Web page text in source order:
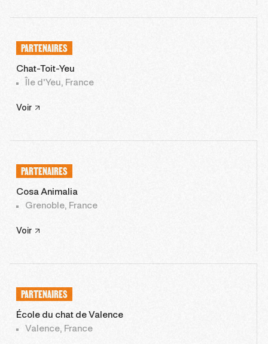
PARTENAIRES
Chat-Toit-Yeu
Île d'Yeu, France
Voir
PARTENAIRES
Cosa Animalia
Grenoble, France
Voir
PARTENAIRES
École du chat de Valence
Valence, France